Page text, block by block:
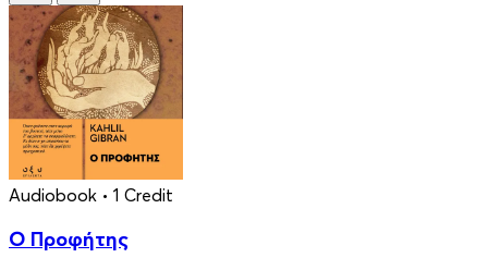
Audiobook • 1 Credit
Ο Προφήτης